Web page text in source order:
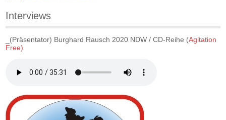
Interviews
_(Präsentator) Burghard Rausch 2020 NDW / CD-Reihe (Agitation
Free)